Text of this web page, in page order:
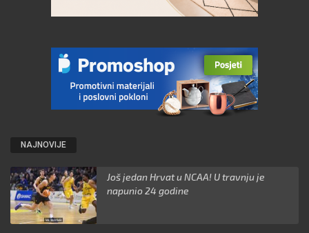
NAJNOVIJE
Još jedan Hrvat u NCAA! U travnju je
napunio 24 godine